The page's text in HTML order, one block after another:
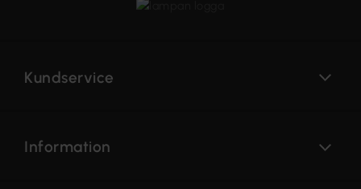
Kundservice
Information